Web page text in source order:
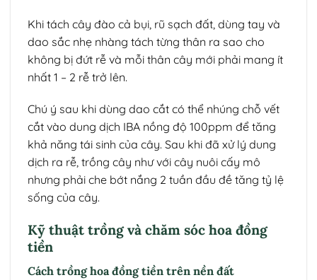
Khi tách cây đào cả bụi, rũ sạch đất, dùng tay và
dao sắc nhẹ nhàng tách từng thân ra sao cho
không bị đứt rễ và mỗi thân cây mới phải mang ít
nhất 1 – 2 rễ trở lên.
Chú ý sau khi dùng dao cắt có thể nhúng chỗ vết
cắt vào dung dịch IBA nồng độ 100ppm để tăng
khả năng tái sinh của cây. Sau khi đã xử lý dung
dịch ra rễ, trồng cây như với cây nuôi cấy mô
nhưng phải che bớt nắng 2 tuần đầu đề tăng tỷ lệ
sống của cây.
Kỹ thuật trồng và chăm sóc hoa đồng
tiền
Cách trồng hoa đồng tiền trên nền đất